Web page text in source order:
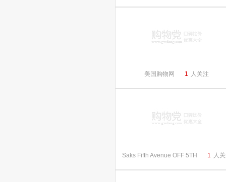
美国购物网 1 人关注
Saks Fifth Avenue OFF 5TH 1 人